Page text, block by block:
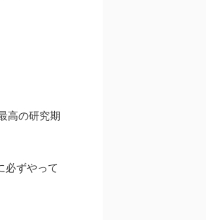
高の研究期
必ずやって